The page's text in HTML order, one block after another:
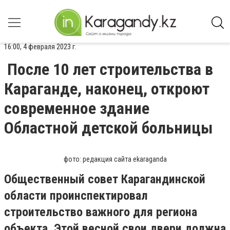
16:00, 4 февраля 2023 г.
После 10 лет строительства в
Караганде, наконец, откроют
современное здание
Областной детской больницы
фото: редакция сайта ekaraganda
Общественный совет Карагандинской
области проинспектировал
строительство важного для региона